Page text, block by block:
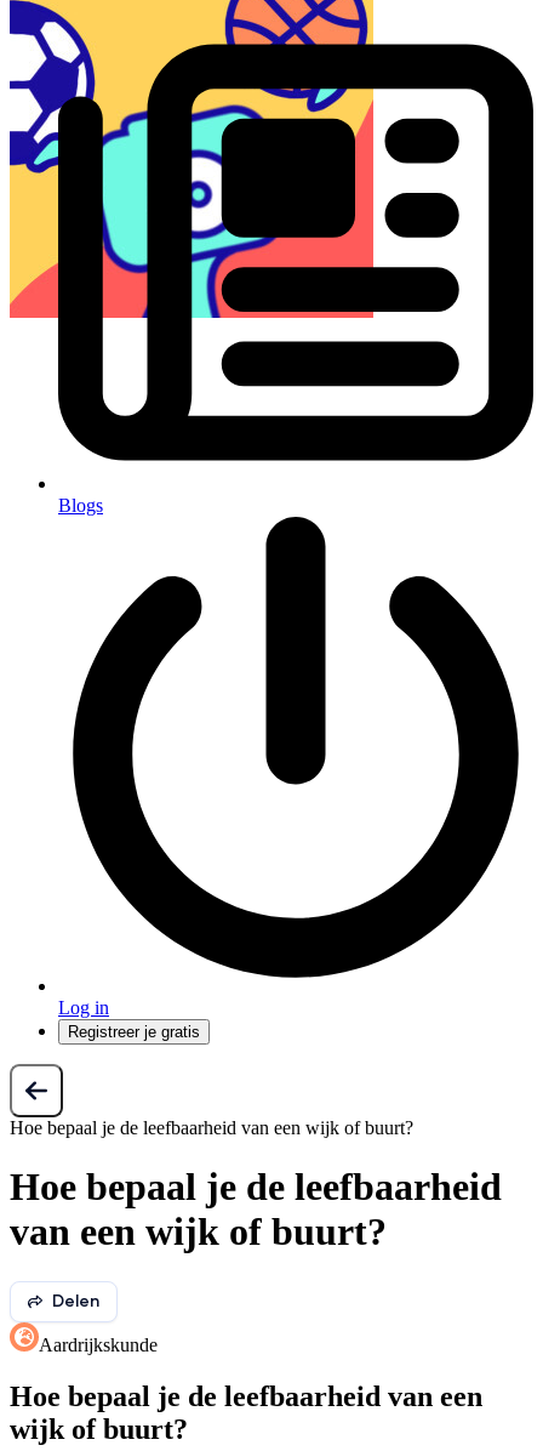
Blogs
Log in
Registreer je gratis
Hoe bepaal je de leefbaarheid van een wijk of buurt?
Hoe bepaal je de leefbaarheid
van een wijk of buurt?
Delen
Aardrijkskunde
Hoe bepaal je de leefbaarheid van een
wijk of buurt?